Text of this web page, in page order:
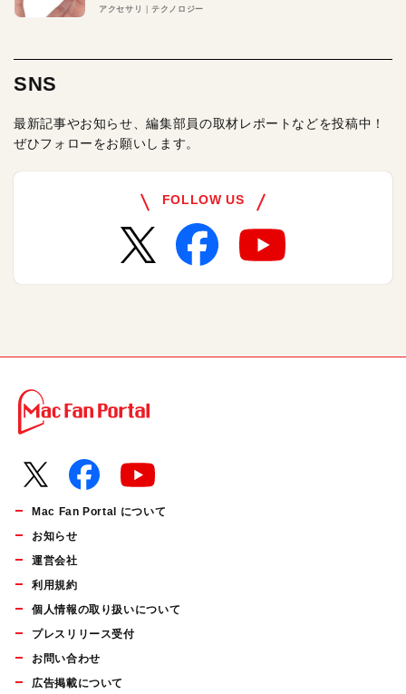
アクセサリ テクノロジー
SNS
最新記事やお知らせ、編集部員の取材レポートなどを投稿中！
ぜひフォローをお願いします。
FOLLOW US
Mac Fan Portal について
お知らせ
運営会社
利用規約
個人情報の取り扱いについて
プレスリリース受付
お問い合わせ
広告掲載について